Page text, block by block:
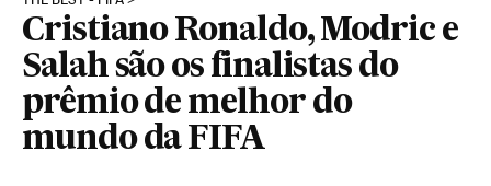
Cristiano Ronaldo, Modric e
Salah são os finalistas do
prêmio de melhor do
mundo da FIFA